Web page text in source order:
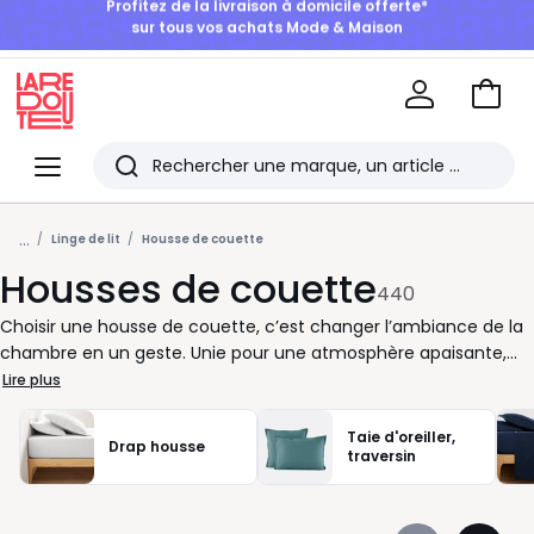
BONS PLANS | Jusqu'à -50% dès 2 articles*
Menu
Redoute
Rechercher
Les
derniers
articles
consultés
Aller
... Linge de lit Housse de couette
Housses de couette440
Choisir une housse de couette, c’est changer l’ambiance de la
chambre en un geste. Unie pour une atmosphère apaisante,
imprimée pour réveiller le décor, en coton lavé pour un rendu
souple, en percale pour une sensation plus fraîche: à vous de
trouver celle qui suit vos envies et votre rythme. Chez La
Redoute, nous vous proposons des housses de couette dans de
nombreuses dimensions, du lit une place au format familial,
Lire plus
Drap housse
Taie d'oreiller,
traversin